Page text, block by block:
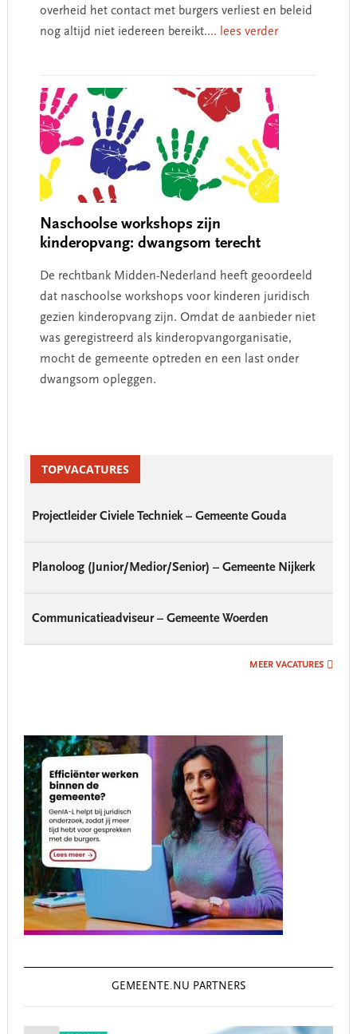
overheid het contact met burgers verliest en beleid
nog altijd niet iedereen bereikt.... lees verder
Naschoolse workshops zijn
kinderopvang: dwangsom terecht
De rechtbank Midden-Nederland heeft geoordeeld
dat naschoolse workshops voor kinderen juridisch
gezien kinderopvang zijn. Omdat de aanbieder niet
was geregistreerd als kinderopvangorganisatie,
mocht de gemeente optreden en een last onder
dwangsom opleggen.
SidebarTOPVACATURES
Projectleider Civiele Techniek – Gemeente Gouda
Planoloog (Junior/Medior/Senior) – Gemeente Nijkerk
Communicatieadviseur – Gemeente Woerden
MEER VACATURES
GEMEENTE.NU PARTNERS